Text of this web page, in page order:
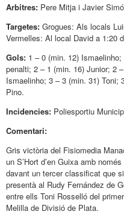
Arbitres: Pere Mitja i Javier
Targetes: Grogues: Als locals
Vermelles: Al local David a 1:20
Gols: 1 – 0 (min. 12)
penalti; 2 – 1 (min. 16) Junior; 2
Ismaelinho; 3 – 3 (min. 31) Toni;
Pino.
Incidencies: Poliesportiu
Comentari:
Gris victòria del Fisiomedia
un S’Hort d’en Guixa amb
davant un tercer classificat que
presentà al Rudy Fernández de
entre ells Toni Rosselló del
Melilla de Divisió de Plata.